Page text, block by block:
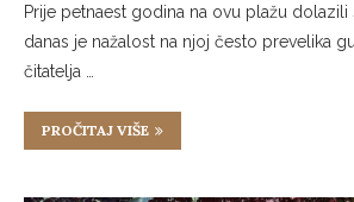
Prije petnaest godina na ovu plažu dolazili
danas je nažalost na njoj često prevelika
čitatelja …
PROČITAJ VIŠE